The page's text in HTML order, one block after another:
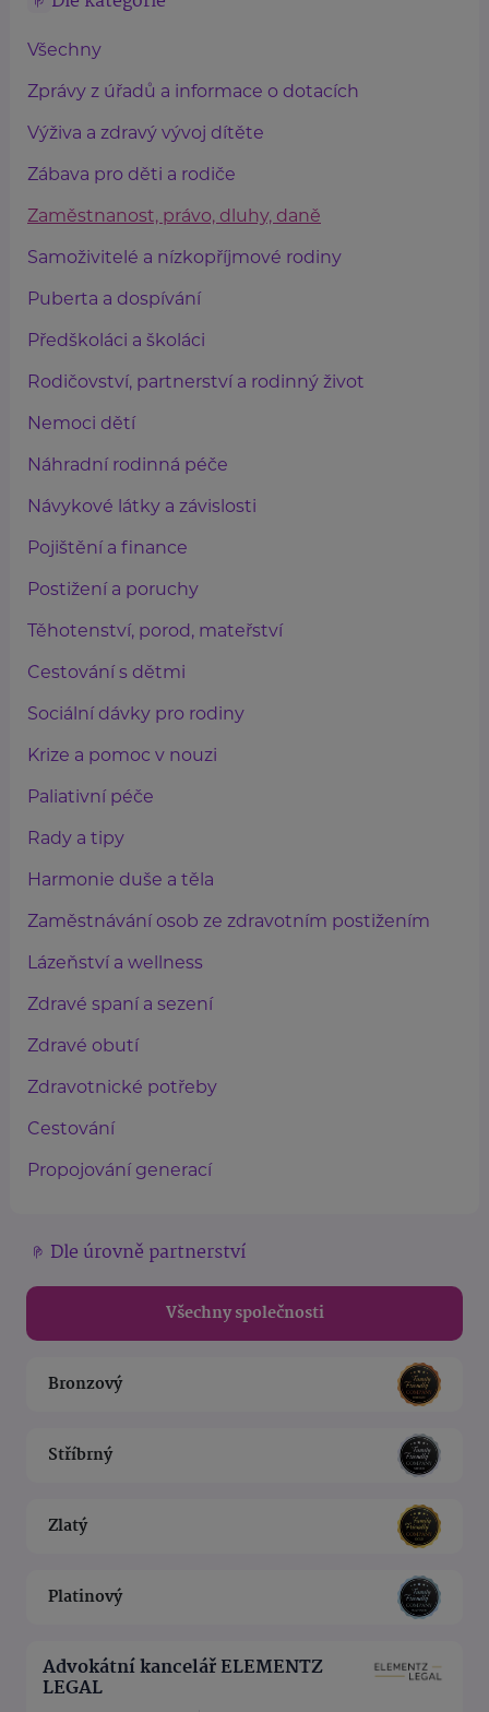
Všechny
Zprávy z úřadů a informace o dotacích
Výživa a zdravý vývoj dítěte
Zábava pro děti a rodiče
Zaměstnanost, právo, dluhy, daně
Samoživitelé a nízkopříjmové rodiny
Puberta a dospívání
Předškoláci a školáci
Rodičovství, partnerství a rodinný život
Nemoci dětí
Náhradní rodinná péče
Návykové látky a závislosti
Pojištění a finance
Postižení a poruchy
Těhotenství, porod, mateřství
Cestování s dětmi
Sociální dávky pro rodiny
Krize a pomoc v nouzi
Paliativní péče
Rady a tipy
Harmonie duše a těla
Zaměstnávání osob ze zdravotním postižením
Lázeňství a wellness
Zdravé spaní a sezení
Zdravé obutí
Zdravotnické potřeby
Cestování
Propojování generací
Dle úrovně partnerství
Všechny společnosti
Bronzový
Stříbrný
Zlatý
Platinový
Advokátní kancelář ELEMENTZ
LEGAL